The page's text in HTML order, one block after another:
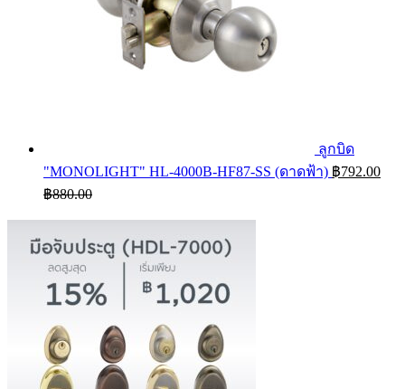
ลูกบิด
"MONOLIGHT" HL-4000B-HF87-SS (ดาดฟ้า) ฿792.00
฿880.00